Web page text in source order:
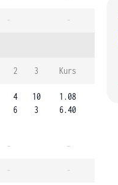
- -
2 3 Kurs
4
6
10
3
1.08
6.40
- -
- -